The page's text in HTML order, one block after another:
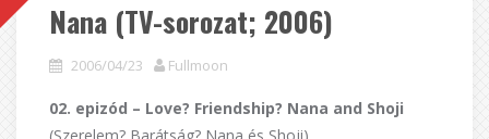
Nana (TV-sorozat; 2006)
2006/04/23 Fullmoon
02. epizód – Love? Friendship? Nana and Shoji